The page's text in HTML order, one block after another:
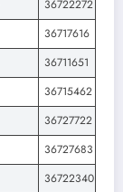
36722272
36717616
36711651
36715462
36727722
36727683
36722340